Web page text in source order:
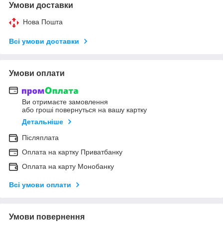
Умови доставки
Нова Пошта
Всі умови доставки
Умови оплати
Ви отримаєте замовлення
або гроші повернуться на вашу картку
Детальніше
Післяплата
Оплата на картку Приватбанку
Оплата на карту Монобанку
Всі умови оплати
Умови повернення